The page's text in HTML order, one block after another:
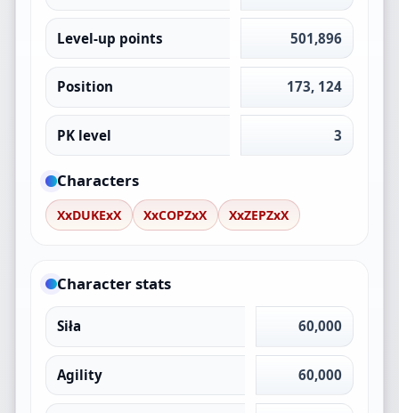
Level-up points 501,896
Position 173, 124
PK level 3
Characters
XxDUKExX XxCOPZxX XxZEPZxX
Character stats
Siła 60,000
Agility 60,000